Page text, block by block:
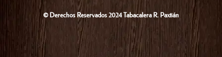
© Derechos Reservados 2024 Tabacalera R. Paxtián